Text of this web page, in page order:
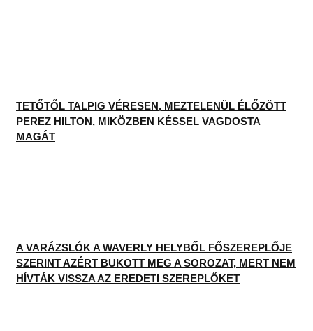
TETŐTŐL TALPIG VÉRESEN, MEZTELENÜL ÉLŐZÖTT
PEREZ HILTON, MIKÖZBEN KÉSSEL VAGDOSTA
MAGÁT
A VARÁZSLÓK A WAVERLY HELYBŐL FŐSZEREPLŐJE
SZERINT AZÉRT BUKOTT MEG A SOROZAT, MERT NEM
HÍVTÁK VISSZA AZ EREDETI SZEREPLŐKET